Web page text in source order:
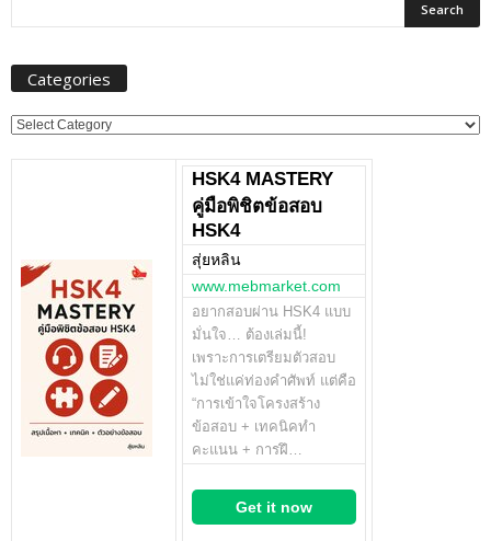
Categories
Categories
HSK4 MASTERY
คู่มือพิชิตข้อสอบ
HSK4
สุ่ยหลิน
www.mebmarket.com
อยากสอบผ่าน HSK4 แบบ
มั่นใจ… ต้องเล่มนี้!
เพราะการเตรียมตัวสอบ
ไม่ใช่แค่ท่องคำศัพท์ แต่คือ
“การเข้าใจโครงสร้าง
ข้อสอบ + เทคนิคทำ
คะแนน + การฝึ…
Get it now